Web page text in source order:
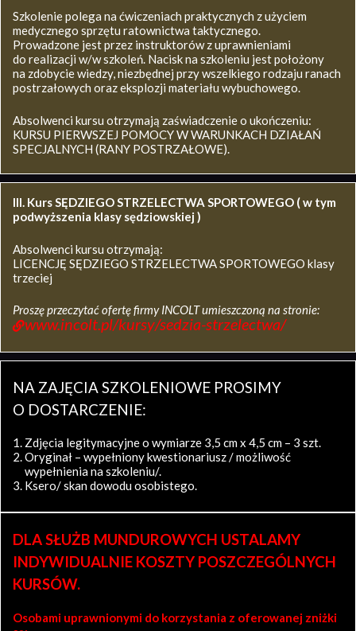
Szkolenie polega na ćwiczeniach praktycznych z użyciem
medycznego sprzętu ratownictwa taktycznego.
Prowadzone jest przez instruktorów z uprawnieniami
do realizacji w/w szkoleń. Nacisk na szkoleniu jest położony
na zdobycie wiedzy, niezbędnej przy wszelkiego rodzaju ranach
postrzałowych oraz eksplozji materiału wybuchowego.
Absolwenci kursu otrzymają zaświadczenie o ukończeniu:
KURSU PIERWSZEJ POMOCY W WARUNKACH DZIAŁAŃ
SPECJALNYCH (RANY POSTRZAŁOWE).
III. Kurs SĘDZIEGO STRZELECTWA SPORTOWEGO ( w tym
podwyższenia klasy sędziowskiej )
Absolwenci kursu otrzymają:
LICENCJĘ SĘDZIEGO STRZELECTWA SPORTOWEGO klasy
trzeciej
Proszę przeczytać ofertę firmy INCOLT umieszczoną na stronie:
www.incolt.pl/kursy/sedzia-strzelectwa/
NA ZAJĘCIA SZKOLENIOWE PROSIMY
O DOSTARCZENIE:
Zdjęcia legitymacyjne o wymiarze 3,5 cm x 4,5 cm – 3 szt.
Oryginał – wypełniony kwestionariusz / możliwość
wypełnienia na szkoleniu/.
Ksero/ skan dowodu osobistego.
DLA SŁUŻB MUNDUROWYCH USTALAMY
INDYWIDUALNIE KOSZTY POSZCZEGÓLNYCH
KURSÓW.
Osobami uprawnionymi do korzystania z oferowanej zniżki